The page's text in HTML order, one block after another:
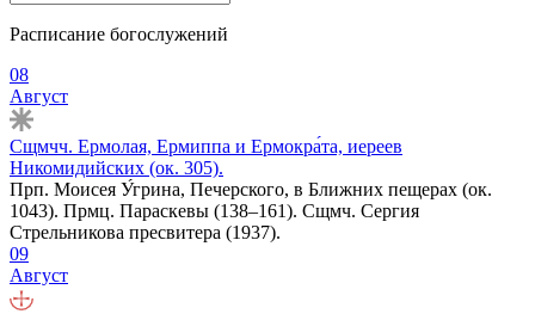
Расписание богослужений
08
Август
Сщмчч. Ермолая, Ермиппа и Ермокра́та, иереев
Никомидийских (ок. 305).
Прп. Моисея У́грина, Печерского, в Ближних пещерах (ок.
1043). Прмц. Параскевы (138–161). Сщмч. Сергия
Стрельникова пресвитера (1937).
09
Август